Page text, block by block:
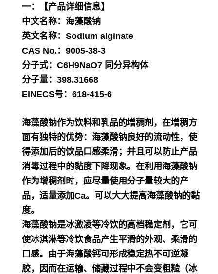
一：【产品详细信息】
中文名称： 海藻酸钠
英文名称：Sodium alginate
CAS No.： 9005-38-3
分子式： C6H9NaO7 同分异构体
分子量： 398.31668
EINECS号： 618-415-6
海藻酸钠作为饮料和乳品的增稠剂，在增稠方
面有独特的优势：海藻酸钠良好的流动性，使
得添加后的饮品口感柔滑；并且可以防止产品
消毒过程中的黏度下降现象。在利用海藻酸钠
作为增稠剂时，应尽量使用分子量较大的产
品，适量添加Ca。可以大大提高海藻酸钠的黏
度。
海藻酸钠是冰激凌等冷饮的高档稳定剂，它可
使冰淇淋等冷饮食品产生平滑的外观、柔滑的
口感。由于海藻酸钙可形成稳定热不可逆凝
胶，因而在运输、储藏过程中不会变粗糙（冰